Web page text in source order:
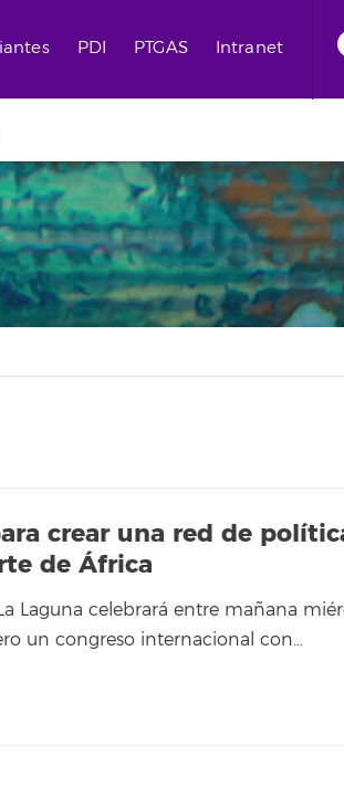
PDI PTGAS Intranet
crear una red de
de África
Laguna celebrará entre mañana
un congreso internacional con…